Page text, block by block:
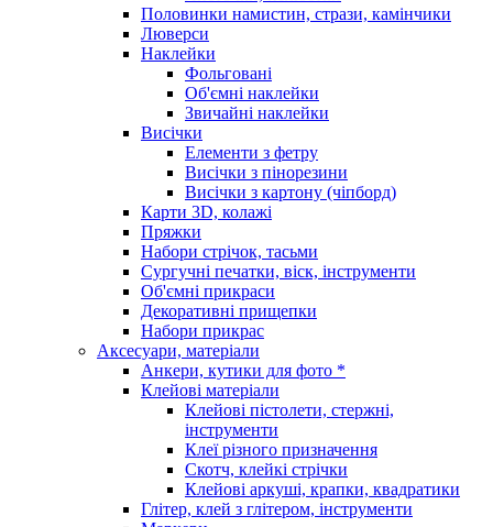
Половинки намистин, стрази, камінчики
Люверси
Наклейки
Фольговані
Об'ємні наклейки
Звичайні наклейки
Висічки
Елементи з фетру
Висічки з пінорезини
Висічки з картону (чіпборд)
Карти 3D, колажі
Пряжки
Набори стрічок, тасьми
Сургучні печатки, віск, інструменти
Об'ємні прикраси
Декоративні прищепки
Набори прикрас
Аксесуари, матеріали
Анкери, кутики для фото *
Клейові матеріали
Клейові пістолети, стержні,
інструменти
Клеї різного призначення
Скотч, клейкі стрічки
Клейові аркуші, крапки, квадратики
Глітер, клей з глітером, інструменти